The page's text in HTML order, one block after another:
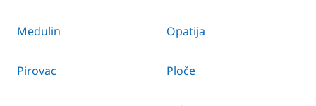
Medulin Opatija
Pirovac Ploče